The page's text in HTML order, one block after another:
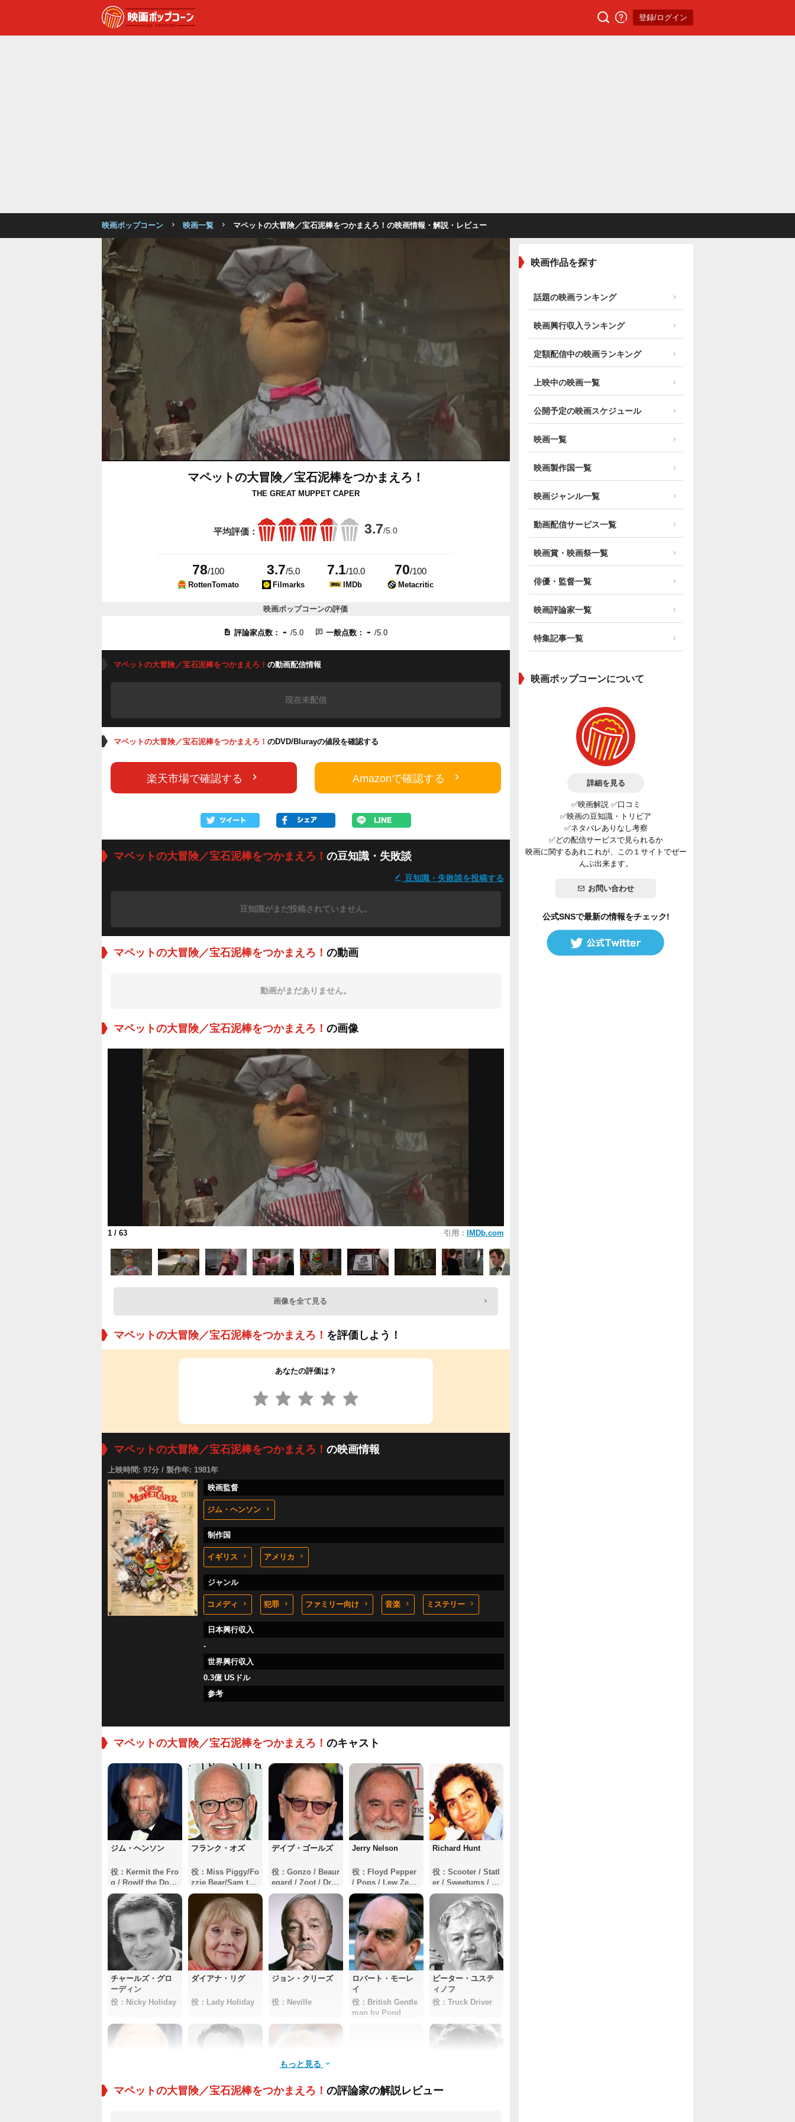
登録/ログイン
映画ポップコーン 映画一覧 マペットの大冒険／宝石泥棒をつかまえろ！の映画情報・解説・レビュー
マペットの大冒険／宝石泥棒をつかまえろ！
THE GREAT MUPPET CAPER
平均評価： 3.7/5.0
78/100
RottenTomato
3.7/5.0
Filmarks
7.1/10.0
IMDb
70/100
Metacritic
映画ポップコーンの評価
評論家点数： -/5.0 一般点数： -/5.0
マペットの大冒険／宝石泥棒をつかまえろ！ の動画配信情報
現在未配信
マペットの大冒険／宝石泥棒をつかまえろ！ のDVD/Blurayの値段を確認する
楽天市場で確認する Amazonで確認する
マペットの大冒険／宝石泥棒をつかまえろ！ の豆知識・失敗談
豆知識・失敗談を投稿する
豆知識がまだ投稿されていません。
マペットの大冒険／宝石泥棒をつかまえろ！ の動画
動画がまだありません。
マペットの大冒険／宝石泥棒をつかまえろ！ の画像
1 / 63 引用： IMDb.com
画像を全て見る
マペットの大冒険／宝石泥棒をつかまえろ！ を評価しよう！
あなたの評価は？
マペットの大冒険／宝石泥棒をつかまえろ！ の映画情報
上映時間: 97分 / 製作年: 1981年
映画監督
ジム・ヘンソン
制作国
イギリス アメリカ
ジャンル
コメディ 犯罪 ファミリー向け 音楽 ミステリー
日本興行収入
-
世界興行収入
0.3億 USドル
参考
マペットの大冒険／宝石泥棒をつかまえろ！ のキャスト
ジム・ヘンソン
役：Kermit the Fro
g / Rowlf the Dog /
Dr. Teeth / Waldorf
/ Swedish Chef / T
he Muppet Newsm
an
フランク・オズ
役：Miss Piggy/Fo
zzie Bear/Sam the
Eagle/Swedish Ch
ef (voice)
デイブ・ゴールズ
役：Gonzo / Beaur
egard / Zoot / Dr.
Bunsen Honeydew
/ Lobbuck Lou
Jerry Nelson
役：Floyd Pepper
/ Pops / Lew Zeala
nd / Crazy Harry /
Louis Kazager
Richard Hunt
役：Scooter / Statl
er / Sweetums / Ja
nice / Beaker / Bu
チャールズ・グロ
ーディン
役：Nicky Holiday
ダイアナ・リグ
役：Lady Holiday
ジョン・クリーズ
役：Neville
ロバート・モーレ
イ
役：British Gentle
man by Pond
ピーター・ユステ
ィノフ
役：Truck Driver
もっと見る
マペットの大冒険／宝石泥棒をつかまえろ！ の評論家の解説レビュー
映画作品を探す
話題の映画ランキング
映画興行収入ランキング
定額配信中の映画ランキング
上映中の映画一覧
公開予定の映画スケジュール
映画一覧
映画製作国一覧
映画ジャンル一覧
動画配信サービス一覧
映画賞・映画祭一覧
俳優・監督一覧
映画評論家一覧
特集記事一覧
映画ポップコーンについて
詳細を見る
✅映画解説 ✅口コミ
✅映画の豆知識・トリビア
✅ネタバレありなし考察
✅どの配信サービスで見られるか
映画に関するあれこれが、この１サイトでぜー
んぶ出来ます。
お問い合わせ
公式SNSで最新の情報をチェック!